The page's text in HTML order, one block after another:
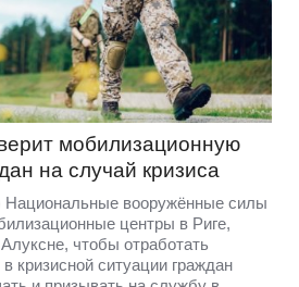
мобилизационную
на случай кризиса
Национальные вооружённые силы
центры в Риге,
чтобы отработать
кризисной ситуации граждан